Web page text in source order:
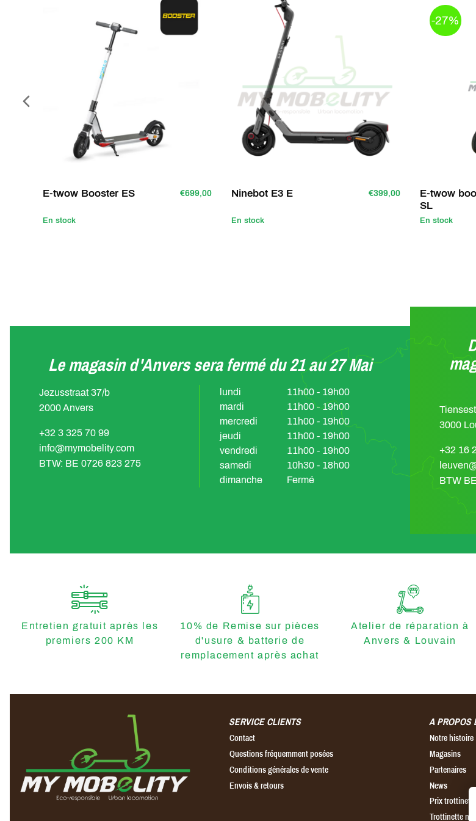
reprogrammé pour éviter les latences à l’accélération et au freinage bien
connues des propriétaires de GTS première mouture.
Le meilleur aspect des trottinettes électriques E-TWOW est sans doute
leur poids et leur encombrement réduit. La GTS ne déroge pas à la règle:
légère (13kg), elle peut être facilement transportée n’importe où (Repliée:
1060 * 324 * 150mm; Dépliée: 1132 * 1075 * 382mm)
Remarque! Dans certains pays, la vitesse maximale peut être différente
selon les directives. Ne pas utiliser sous la pluie.
E-twow Booster ES €699,00
En stock
Ninebot E3 E €399,00
En stock
-27%
E-twow
SL
En stock
Le magasin d'Anvers sera fermé du 21 au 27 Mai
Jezusstraat 37/b
2000 Anvers
+32 3 325 70 99
info@mymobelity.com
BTW: BE 0726 823 275
lundi
11h00 - 19h00
mardi
11h00 - 19h00
mercredi
11h00 - 19h00
jeudi
11h00 - 19h00
vendredi
11h00 - 19h00
samedi
10h30 - 18h00
dimanche
Fermé
3000
+32 16
BTW
Entretien gratuit après les
premiers 200 KM
10% de Remise sur pièces
d'usure & batterie de
remplacement après achat
Atelier de réparation à
Anvers & Louvain
SERVICE CLIENTS
Contact
Questions fréquemment posées
Conditions générales de vente
Envois & retours
A PROPOS
Notre histoire
Magasins
Partenaires
News
Prix
Trottinette